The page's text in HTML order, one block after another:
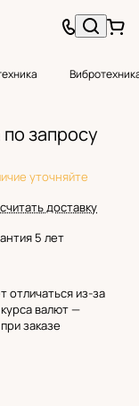
запросу
уточняйте
доставку
5 лет
отличаться из-за
валют —
заказе